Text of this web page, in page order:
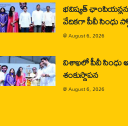
భవిష్యత్
వేదికగా పీవీ సింధు
@August 6, 2026
విశాఖలో పీవీ సింధు
శంకుస్థాపన
@August 6, 2026